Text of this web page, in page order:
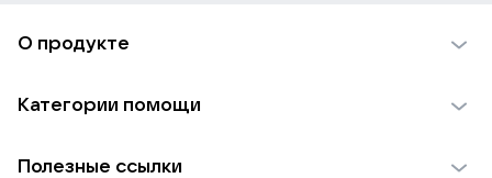
О продукте
Использование материалов
Категории помощи
Полезные ссылки